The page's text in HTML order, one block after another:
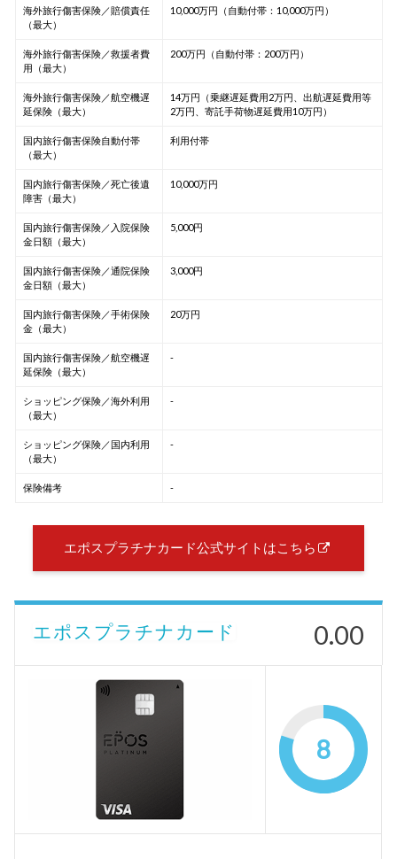
海外旅行傷害保険／賠償責任
（最大）
10,000万円（自動付帯：10,000万円）
海外旅行傷害保険／救援者費
用（最大）
200万円（自動付帯：200万円）
海外旅行傷害保険／航空機遅
延保険（最大）
14万円（乗継遅延費用2万円、出航遅延費用等
2万円、寄託手荷物遅延費用10万円）
国内旅行傷害保険自動付帯
（最大）
利用付帯
国内旅行傷害保険／死亡後遺
障害（最大）
10,000万円
国内旅行傷害保険／入院保険
金日額（最大）
5,000円
国内旅行傷害保険／通院保険
金日額（最大）
3,000円
国内旅行傷害保険／手術保険
金（最大）
20万円
国内旅行傷害保険／航空機遅
延保険（最大）
-
ショッピング保険／海外利用
（最大）
-
ショッピング保険／国内利用
（最大）
-
保険備考 -
エポスプラチナカード公式サイトはこちら
エポスプラチナカード 0.00
8